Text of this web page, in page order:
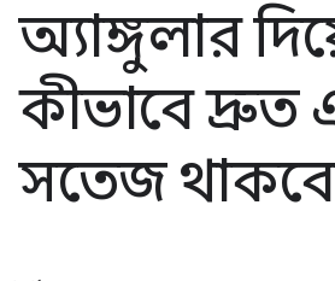
অ্যাঙ্গুলার
কীভাবে দ্রুত
সতেজ